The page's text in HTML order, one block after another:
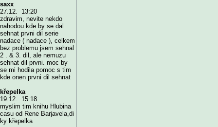
saxx
27.12. 13:20
zdravim, nevite nekdo
nahodou kde by se dal
sehnat prvni dil serie
nadace ( nadace ), celkem
bez problemu jsem sehnal
2 . & 3. dil, ale nemuzu
sehnat dil prvni. moc by
se mi hodila pomoc s tim
kde onen prvni dil sehnat
křepelka
19.12. 15:18
myslim tim knihu Hlubina
casu od Rene Barjavela,di
ky křepelka